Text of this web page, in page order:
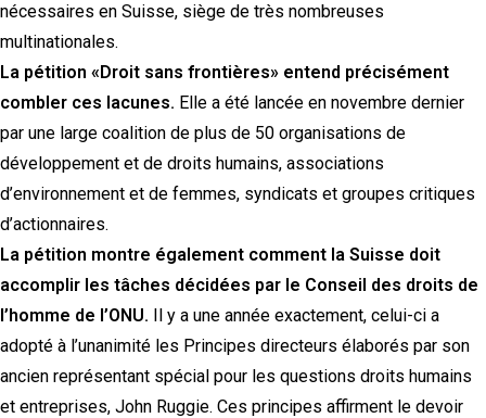
nécessaires en Suisse, siège de très nombreuses
multinationales.
La pétition «Droit sans frontières» entend précisément
combler ces lacunes. Elle a été lancée en novembre dernier
par une large coalition de plus de 50 organisations de
développement et de droits humains, associations
d’environnement et de femmes, syndicats et groupes critiques
d’actionnaires.
La pétition montre également comment la Suisse doit
accomplir les tâches décidées par le Conseil des droits de
l’homme de l’ONU. Il y a une année exactement, celui-ci a
adopté à l’unanimité les Principes directeurs élaborés par son
ancien représentant spécial pour les questions droits humains
et entreprises, John Ruggie. Ces principes affirment le devoir